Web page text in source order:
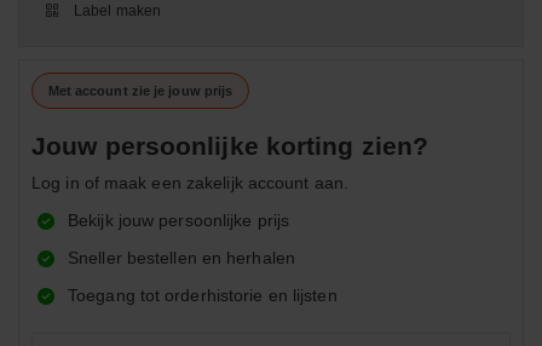
Label maken
Met account zie je jouw prijs
Jouw persoonlijke korting zien?
Log in of maak een zakelijk account aan.
Bekijk jouw persoonlijke prijs
Sneller bestellen en herhalen
Toegang tot orderhistorie en lijsten